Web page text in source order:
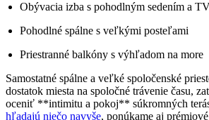
Obývacia izba s pohodlným sedením a
Pohodlné spálne s veľkými posteľami
Priestranné balkóny s výhľadom na more
Samostatné spálne a veľké spoločenské
dostatok miesta na spoločné trávenie času,
oceniť **intimitu a pokoj** súkromných
hľadajú niečo navyše, ponúkame aj